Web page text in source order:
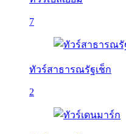
7
ทัวร์สาธารณรัฐเช็ก
2